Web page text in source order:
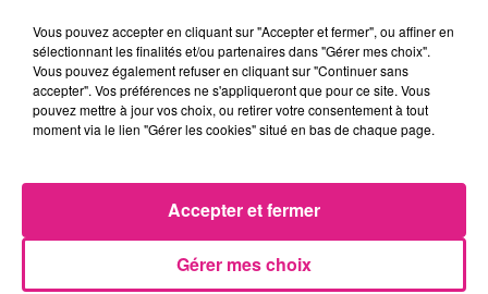
Crédit :D!RECT FM
FIL ACTUS
12h06
5 août 2026
Casting de Woof : l'Euro-Métropole de Metz part à la recherche de...
4 août 2026
Officiel : Gauthier Hein quitte le FC Metz pour l'OGC Nice
4 août 2026
Vous pouvez accepter en cliquant sur "Accepter et fermer", ou affiner en
sélectionnant les finalités et/ou partenaires dans "Gérer mes choix".
Vous pouvez également refuser en cliquant sur "Continuer sans
accepter". Vos préférences ne s'appliqueront que pour ce site. Vous
pouvez mettre à jour vos choix, ou retirer votre consentement à tout
moment via le lien "Gérer les cookies" situé en bas de chaque page.
Gérer mes choix
Accepter et fermer